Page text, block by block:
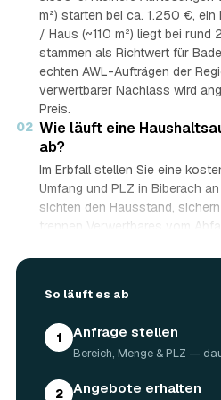
m²) starten bei ca. 1.250 €,
/ Haus (~110 m²) liegt bei rund
stammen als Richtwert für
echten AWL-Aufträgen der
verwertbarer Nachlass wird
Preis.
02 Wie läuft eine
ab?
Im Erbfall stellen Sie eine
Umfang und PLZ in Biberach
sichten den Hausstand,
trennen Verwertbares vom
Übergabe. Sie erhalten
sind.
Werden
angerechnet?
Ja. Antiquitäten, Möbel,
aus dem Nachlass werden
So läuft es ab
1 Anfrage stellen
Bereich, Menge & PLZ —
2 Angebote erhalten